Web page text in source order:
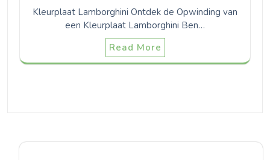
Kleurplaat Lamborghini Ontdek de Opwinding van
een Kleurplaat Lamborghini Ben…
Read More